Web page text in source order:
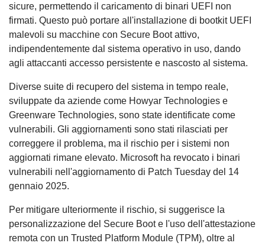
sicure, permettendo il caricamento di binari UEFI non
firmati. Questo può portare all'installazione di bootkit UEFI
malevoli su macchine con Secure Boot attivo,
indipendentemente dal sistema operativo in uso, dando
agli attaccanti accesso persistente e nascosto al sistema.
Diverse suite di recupero del sistema in tempo reale,
sviluppate da aziende come Howyar Technologies e
Greenware Technologies, sono state identificate come
vulnerabili. Gli aggiornamenti sono stati rilasciati per
correggere il problema, ma il rischio per i sistemi non
aggiornati rimane elevato. Microsoft ha revocato i binari
vulnerabili nell'aggiornamento di Patch Tuesday del 14
gennaio 2025.
Per mitigare ulteriormente il rischio, si suggerisce la
personalizzazione del Secure Boot e l'uso dell'attestazione
remota con un Trusted Platform Module (TPM), oltre al